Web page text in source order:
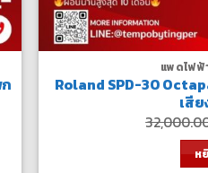
แพดไฟฟ้
Roland SPD-30
เสี
ห